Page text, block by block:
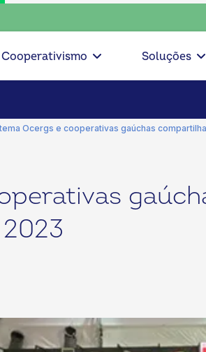
escolha o coop • escolha
Cooperativismo Soluções
Ocergs e cooperativas gaúchas